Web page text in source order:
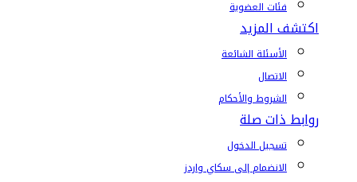
فئات العضوية
اكتشف المزيد
الأسئلة الشائعة
الاتصال
الشروط والأحكام
روابط ذات صلة
تسجيل الدخول
الانضمام إلى سكاي واردز